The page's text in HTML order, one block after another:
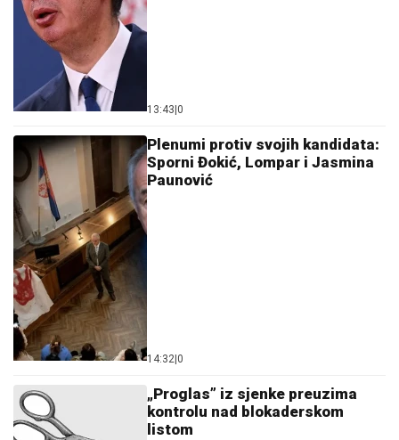
13:43 0
Plenumi protiv svojih kandidata:
Sporni Đokić, Lompar i Jasmina
Paunović
14:32 0
„Proglas” iz sjenke preuzima
kontrolu nad blokaderskom
listom